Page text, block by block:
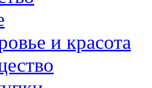
и красота